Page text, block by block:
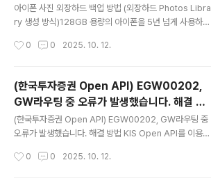
만으로는 서버를 완전히 자동으로 키고 끌 수 없게 되어 다
른 방안을 찾아보게 되었습니다. (google cloud 정책상
수 없도록 되어 있습니다.) '인스턴스 일정' 기능을 대..
아이폰 사진 외장하드 백업 방법 (외장하드 Photos Libra
ry 생성 방식)128GB 용량의 아이폰을 5년 넘게 사용하다
이 항상 부족했는데요.특히나 사진이 용량을 너무 많이 차
맥에서 호환하기 쉬운 방법으로 외장하드 백업을 진행했습
니다.iCloud의 경우 커피 한잔 값(200GB 기준, 월 3,30
0원)일 수도 있겠지만 뭔가 그 정도로까지 필요한가 싶어
서 사용하지 않고 있습니다. 1. 외장하드 백업 (Mac OS 확
장 포맷으로 변경)먼저 '디스크 유틸리티'를 사용하여 외장
초기화를 진행했습니다.* 저장된 모든 데이터가 영구적..
0 0 2025. 10. 12.
(한국투자증권 Open API) EGW00202,
GW라우팅 중 오류가 발생했습니다. 해결 방
법
(한국투자증권 Open API) EGW00202, GW라우팅 중
오류가 발생했습니다. 해결 방법 KIS Open API를 이용한
g_cd=EGW00202', 'msg1=GW라우팅 중 오류가 발
0 0 2025. 10. 12.